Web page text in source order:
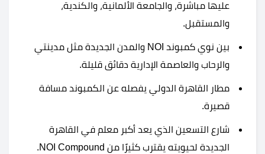
عليها مباشرة، والجامعة الألمانية، والكندية،
والمستقبل.
بين نوي كمبوند NOI والمدن الجديدة مثل مدينتي
والرحاب والعاصمة الإدارية دقائق قليلة.
مطار القاهرة الدولي يفصله عن الكمبوند مسافة
قصيرة.
شارع التسعين الذي يعد أكبر معلم في القاهرة
الجديدة لحيويته يقترب كثيرًا من NOI Compound.